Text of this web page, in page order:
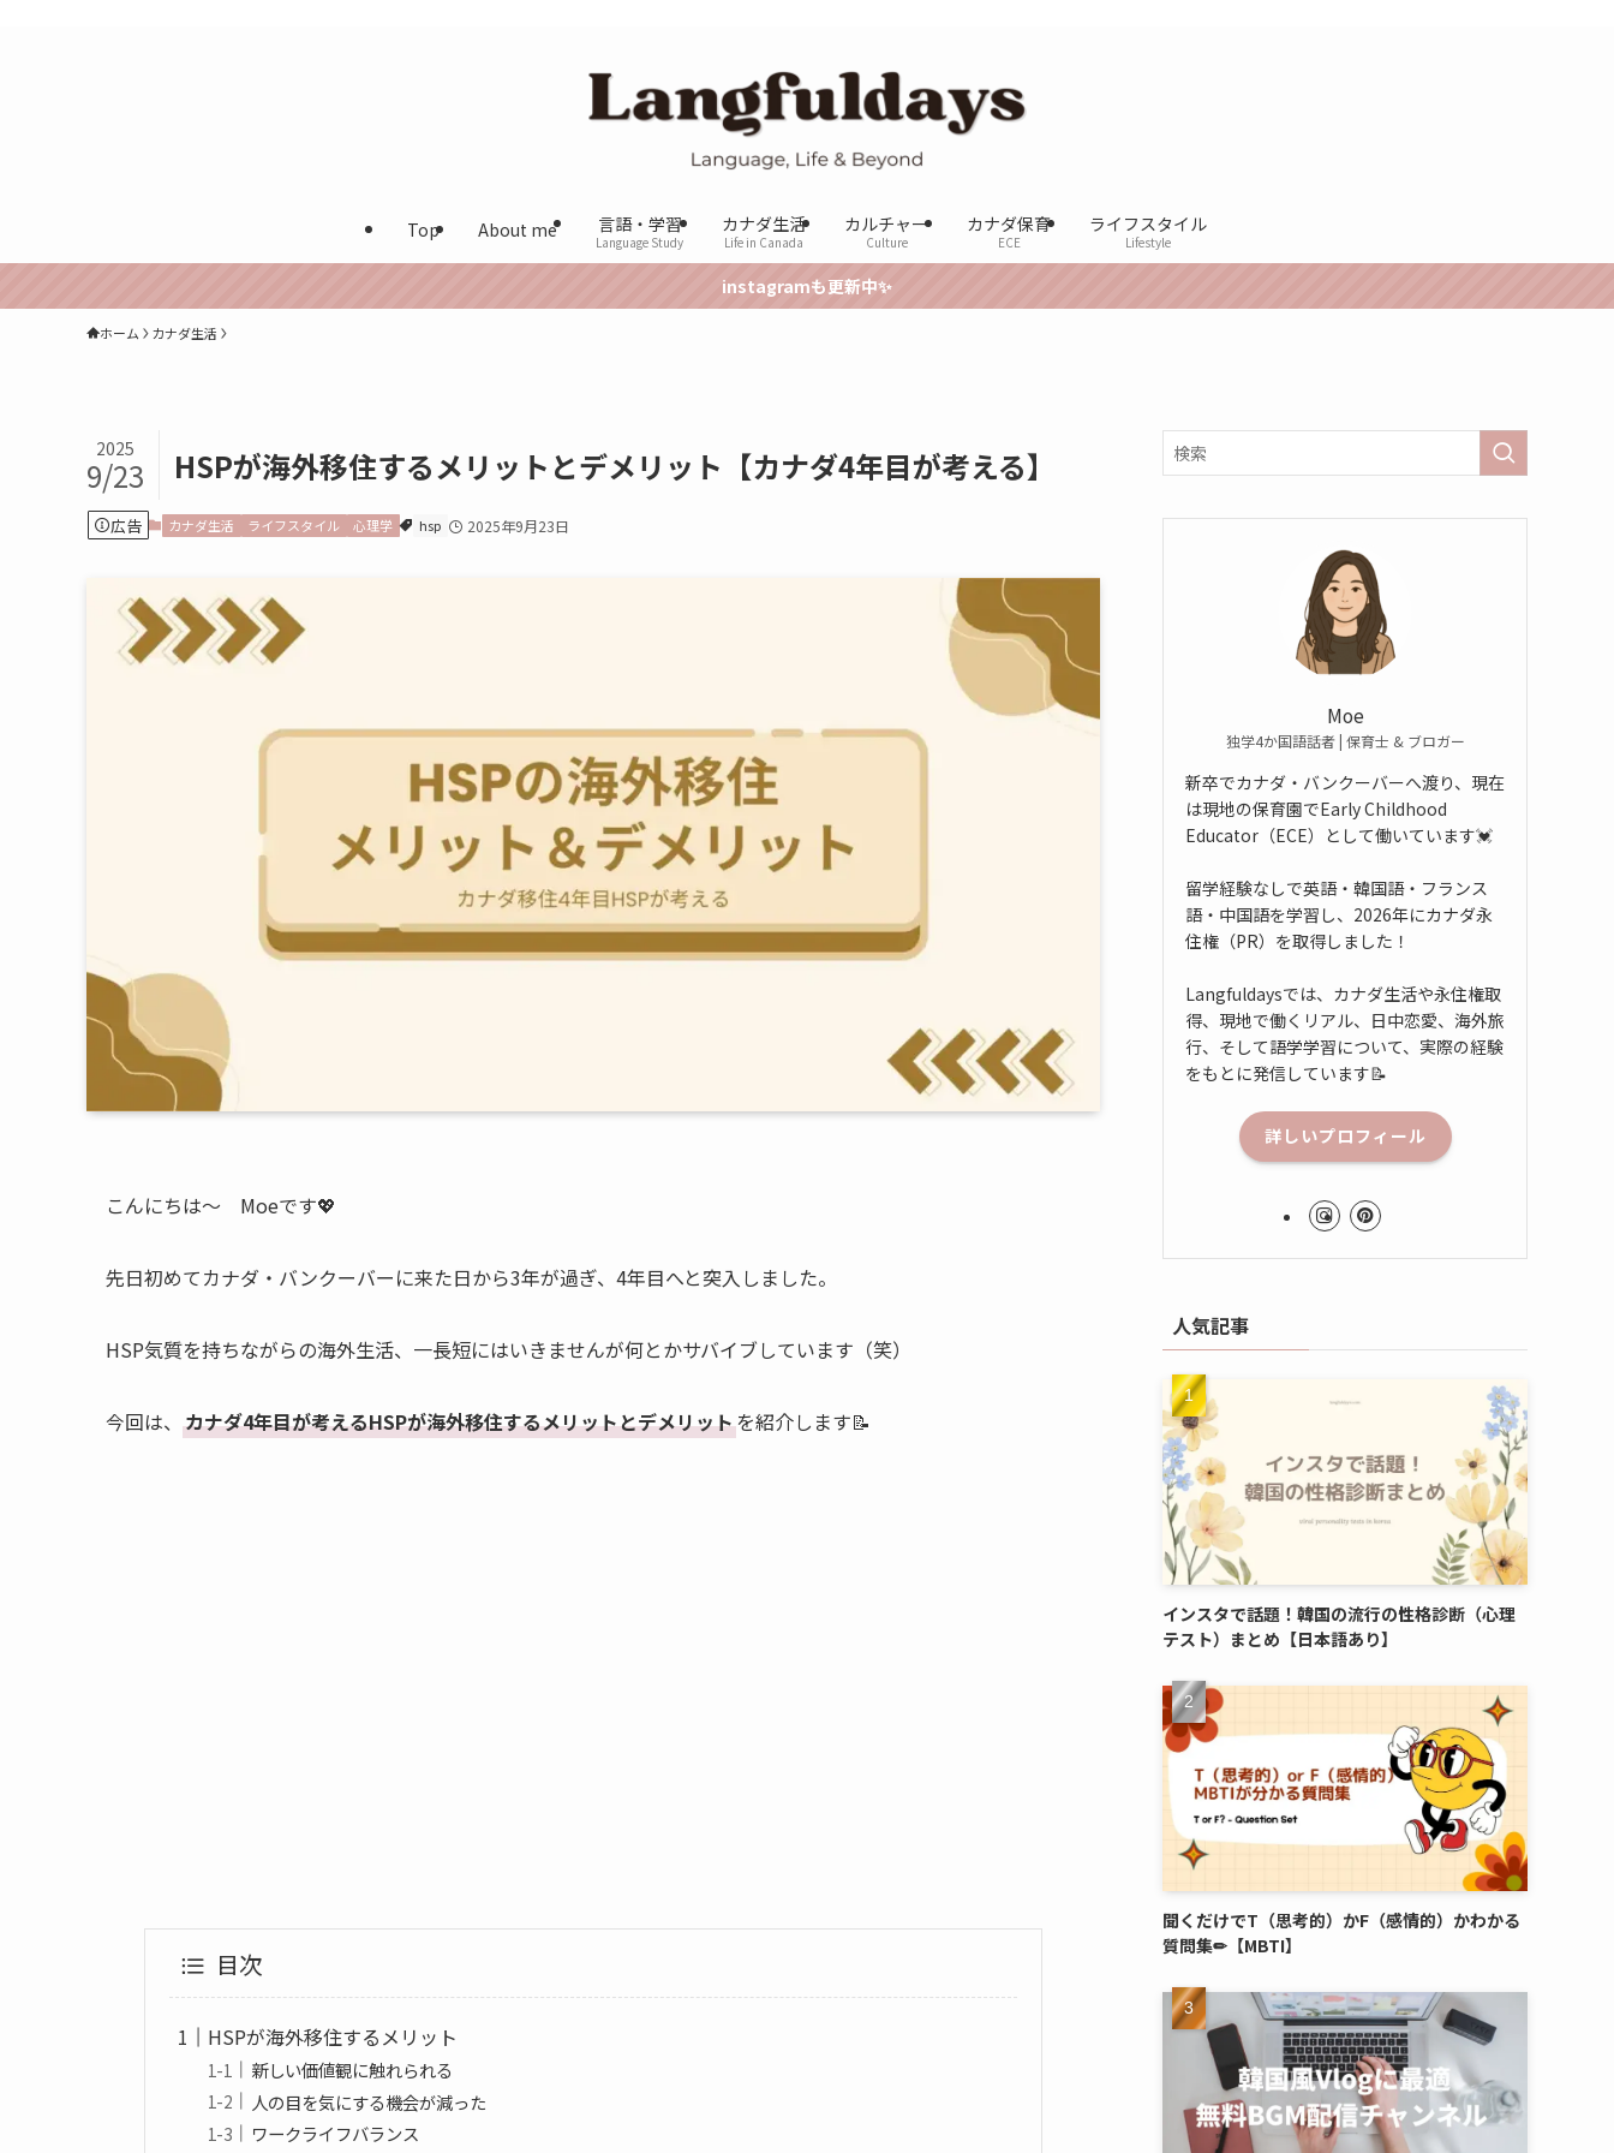
Top About me 言語・学習
Language Study
カナダ生活
Life in Canada
カルチャー
Culture
カナダ保育
ECE
ライフスタイル
Lifestyle
instagramも更新中✨
ホーム カナダ生活
HSPが海外移住するメリットとデメリット【カナダ4年目が考える】
2025
9/23
広告 カナダ生活 ライフスタイル 心理学 hsp 2025年9月23日
こんにちは～ Moeです💖
先日初めてカナダ・バンクーバーに来た日から3年が過ぎ、4年目へと突入しました。
HSP気質を持ちながらの海外生活、一長短にはいきませんが何とかサバイブしています（笑）
今回は、 カナダ4年目が考えるHSPが海外移住するメリットとデメリットを紹介します📝
目次
HSPが海外移住するメリット
新しい価値観に触れられる
人の目を気にする機会が減った
ワークライフバランス
Moe
独学4か国語話者 | 保育士 & ブロガー
新卒でカナダ・バンクーバーへ渡り、現在
は現地の保育園でEarly Childhood
Educator（ECE）として働いています💓
留学経験なしで英語・韓国語・フランス
語・中国語を学習し、2026年にカナダ永
住権（PR）を取得しました！
Langfuldaysでは、カナダ生活や永住権取
得、現地で働くリアル、日中恋愛、海外旅
行、そして語学学習について、実際の経験
をもとに発信しています📝
詳しいプロフィール
人気記事
インスタで話題！韓国の流行の性格診断（心理
テスト）まとめ【日本語あり】
聞くだけでT（思考的）かF（感情的）かわかる
質問集✏︎【MBTI】